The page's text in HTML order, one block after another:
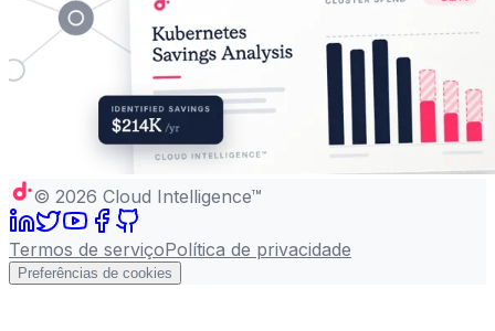
© 2026 Cloud Intelligence™
Termos de serviçoPolítica de privacidade
Preferências de cookies